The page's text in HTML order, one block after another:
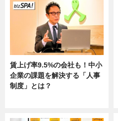
賃上げ率9.5%の会社も！中小
企業の課題を解決する「人事
制度」とは？